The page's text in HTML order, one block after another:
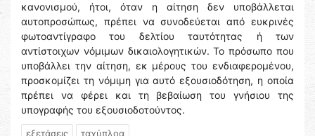
κανονισμού, ήτοι, όταν η αίτηση δεν υποβάλλεται
αυτοπροσώπως, πρέπει να συνοδεύεται από ευκρινές
φωτοαντίγραφο του δελτίου ταυτότητας ή των
αντίστοιχων νόμιμων δικαιολογητικών. Το πρόσωπο που
υποβάλλει την αίτηση, εκ μέρους του ενδιαφερομένου,
προσκομίζει τη νόμιμη για αυτό εξουσιοδότηση, η οποία
πρέπει να φέρει και τη βεβαίωση του γνήσιου της
υπογραφής του εξουσιοδοτούντος.
εξετάσεις ταχύπλοα